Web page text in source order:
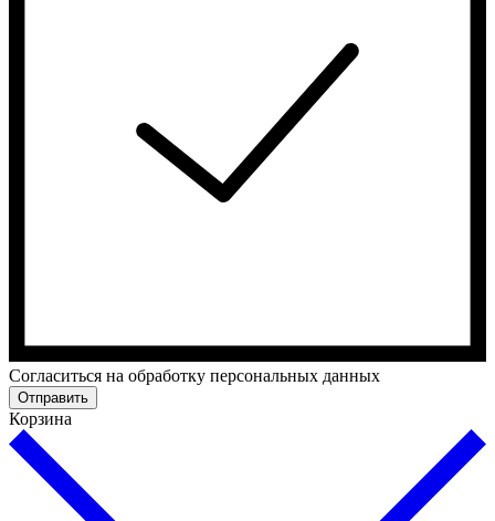
Cогласиться на обработку персональных данных
Отправить
Корзина